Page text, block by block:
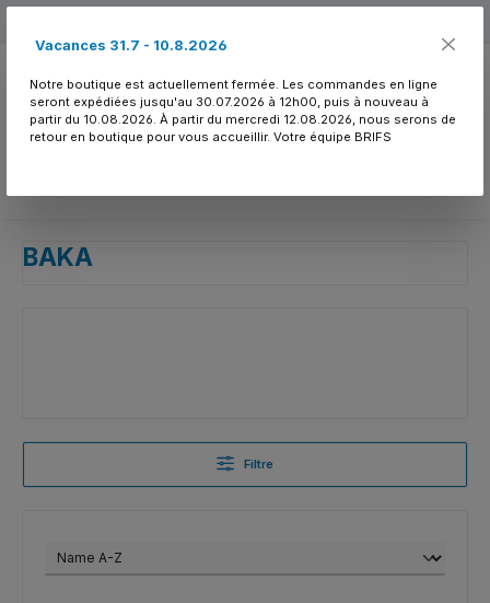
BAKA
Filtre
Vacances 31.7 - 10.8.2026
Notre boutique est actuellement fermée. Les commandes en ligne
seront expédiées jusqu'au 30.07.2026 à 12h00, puis à nouveau à
partir du 10.08.2026. À partir du mercredi 12.08.2026, nous serons de
retour en boutique pour vous accueillir. Votre équipe BRIFS